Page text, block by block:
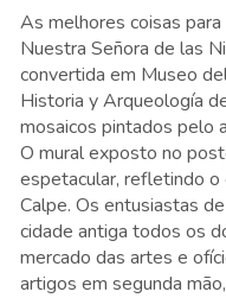
As melhores coisas
Nuestra Señora de las
convertida em Museo
Historia y Arqueología
mosaicos pintados pelo
O mural exposto no
espetacular, refletindo
Calpe. Os entusiastas
cidade antiga todos os
mercado das artes e
artigos em segunda